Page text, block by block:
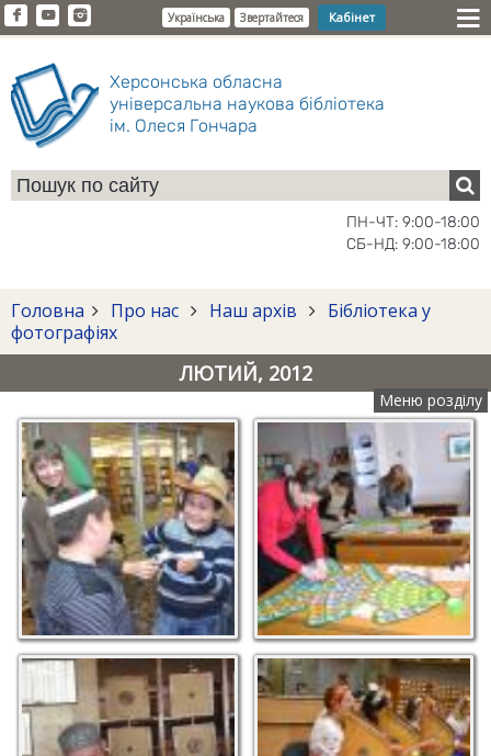
Українська Звертайтеся Кабінет
Херсонська обласна
універсальна наукова бібліотека
ім. Олеся Гончара
ПН-ЧТ: 9:00-18:00
СБ-НД: 9:00-18:00
Головна Про нас Наш архів
Бібліотека у
фотографіях
ЛЮТИЙ, 2012
Меню розділу
Програма для дітей
"Літо в бібліотеці".
Фото М.С. Макарюка
Монтаж "Ялинки
бажань" руками
бібліотекарей. Фото
М.С. Макарюка
У вирі поезії
В.Кльона. Фото М.С.
Макарюка
Літературно-
мистецький вечір до
Дня писемності
"Звучиш, як